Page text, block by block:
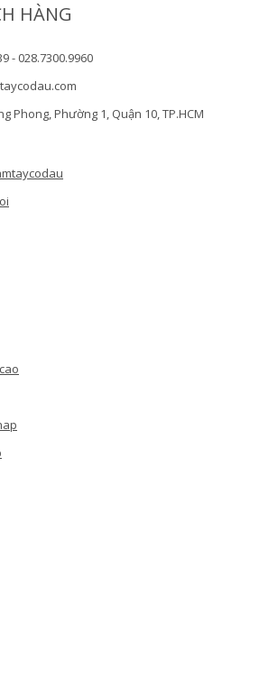
HÀNG
- 028.7300.9960
Phong, Phường 1, Quận 10, TP.HCM